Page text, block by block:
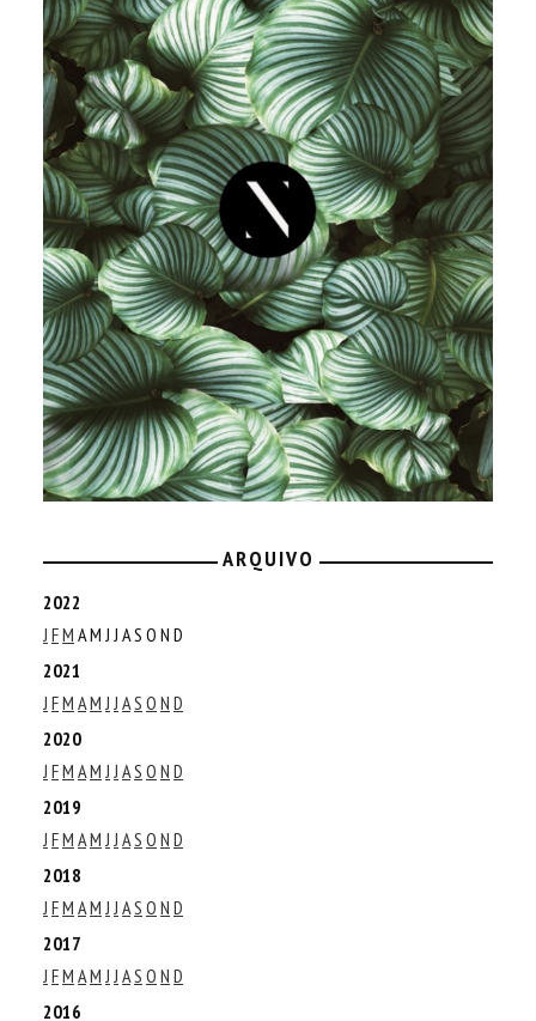
ARQUIVO
2022
J FM AM J J AS O N D
2021
J FM AM J J AS O N D
2020
J FM AM J J AS O N D
2019
J FM AM J J AS O N D
2018
J FM AM J J AS O N D
2017
J FM AM J J AS O N D
2016